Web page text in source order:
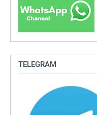
TELEGRAM